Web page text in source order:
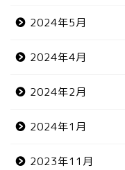
2024年5月
2024年4月
2024年2月
2024年1月
2023年11月